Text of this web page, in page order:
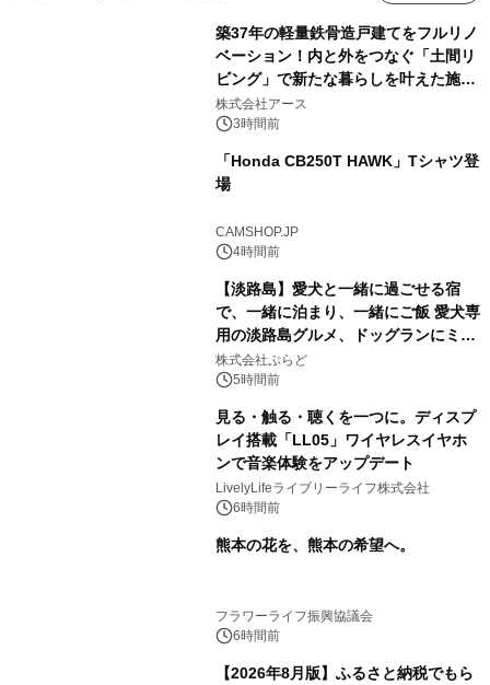
築37年の軽量鉄骨造戸建てをフルリノ
ベーション！内と外をつなぐ「土間リ
ビング」で新たな暮らしを叶えた施工
事例を株式会社アースが公開
株式会社アース
3時間前
「Honda CB250T HAWK」Tシャツ登
場
CAMSHOP.JP
4時間前
【淡路島】愛犬と一緒に過ごせる宿
で、一緒に泊まり、一緒にご飯 愛犬専
用の淡路島グルメ、ドッグランにミニ
プール グランピングとトレーラーハウ
スの2施設で
株式会社ぷらど
5時間前
見る・触る・聴くを一つに。ディスプ
レイ搭載「LL05」ワイヤレスイヤホ
ンで音楽体験をアップデート
LivelyLifeライブリーライフ株式会社
6時間前
熊本の花を、熊本の希望へ。
フラワーライフ振興協議会
6時間前
【2026年8月版】ふるさと納税でもら